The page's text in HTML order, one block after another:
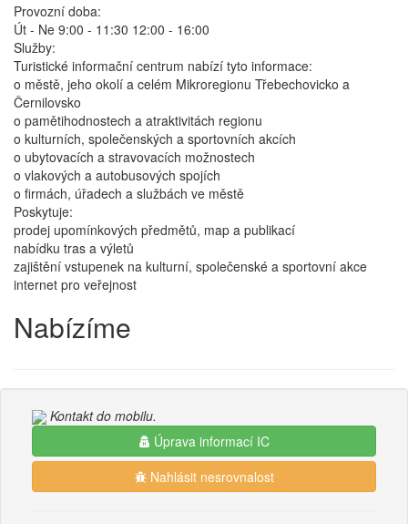
Provozní doba:
Út - Ne 9:00 - 11:30 12:00 - 16:00
Služby:
Turistické informační centrum nabízí tyto informace:
o městě, jeho okolí a celém Mikroregionu Třebechovicko a
Černilovsko
o pamětihodnostech a atraktivitách regionu
o kulturních, společenských a sportovních akcích
o ubytovacích a stravovacích možnostech
o vlakových a autobusových spojích
o firmách, úřadech a službách ve městě
Poskytuje:
prodej upomínkových předmětů, map a publikací
nabídku tras a výletů
zajištění vstupenek na kulturní, společenské a sportovní akce
internet pro veřejnost
Nabízíme
Kontakt do mobilu.
Úprava informací IC
Nahlásit nesrovnalost